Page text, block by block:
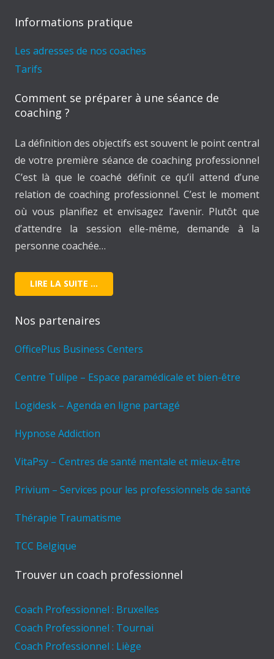
Informations pratique
Les adresses de nos coaches
Tarifs
Comment se préparer à une séance de
coaching ?
La définition des objectifs est souvent le point central
de votre première séance de coaching professionnel
C’est là que le coaché définit ce qu’il attend d’une
relation de coaching professionnel. C’est le moment
où vous planifiez et envisagez l’avenir. Plutôt que
d’attendre la session elle-même, demande à la
personne coachée…
LIRE LA SUITE …
Nos partenaires
OfficePlus Business Centers
Centre Tulipe – Espace paramédicale et bien-être
Logidesk – Agenda en ligne partagé
Hypnose Addiction
VitaPsy – Centres de santé mentale et mieux-être
Privium – Services pour les professionnels de santé
Thérapie Traumatisme
TCC Belgique
Trouver un coach professionnel
Coach Professionnel : Bruxelles
Coach Professionnel : Tournai
Coach Professionnel : Liège